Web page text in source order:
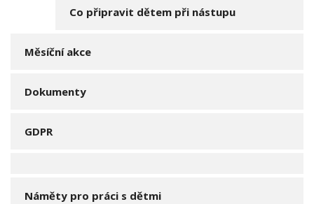
Co připravit dětem při nástupu
Měsíční akce
Dokumenty
GDPR
Náměty pro práci s dětmi